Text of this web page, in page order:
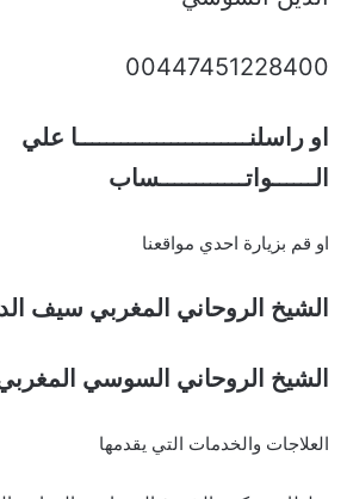
00447451228400
او راسلنــــــــــــــــــــــــا علي
الــــــواتــــــــــــساب
او قم بزيارة احدي مواقعنا
الشيخ الروحاني المغربي سيف
الشيخ الروحاني السوسي
العلاجات والخدمات التي يقدمها